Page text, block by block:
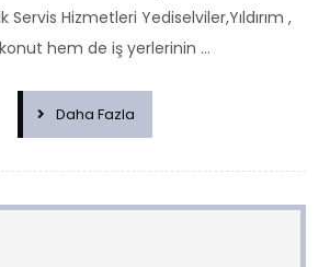
Servis Hizmetleri Yediselviler,Yıldırım ,
hem de iş yerlerinin ...
Daha Fazla